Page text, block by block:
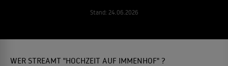
Stand: 24.06.2026
WER STREAMT "HOCHZEIT AUF IMMENHOF" ?